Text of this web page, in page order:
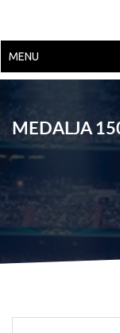
MENU
MEDALJA